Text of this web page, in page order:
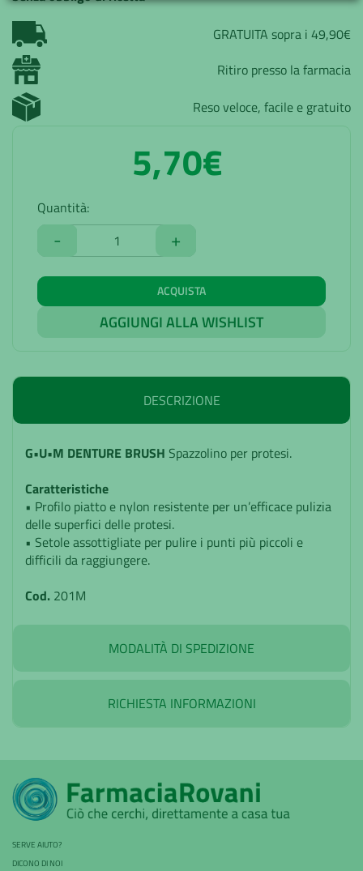
GRATUITA sopra i 49,90€
Ritiro presso la farmacia
Reso veloce, facile e gratuito
5,70€
Quantità:
- +
ACQUISTA
AGGIUNGI ALLA WISHLIST
DESCRIZIONE
G•U•M DENTURE BRUSH Spazzolino per protesi.
Caratteristiche
• Profilo piatto e nylon resistente per un’efficace pulizia
delle superfici delle protesi.
• Setole assottigliate per pulire i punti più piccoli e
difficili da raggiungere.
Cod. 201M
MODALITÀ DI SPEDIZIONE
RICHIESTA INFORMAZIONI
SERVE AIUTO?
DICONO DI NOI